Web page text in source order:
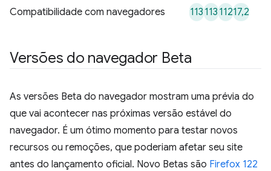
Compatibilidade com navegadores 113 11311217,2
Versões do navegador Beta
As versões Beta do navegador mostram uma prévia do
que vai acontecer nas próximas versão estável do
navegador. É um ótimo momento para testar novos
recursos ou remoções, que poderiam afetar seu site
antes do lançamento oficial. Novo Betas são Firefox 122